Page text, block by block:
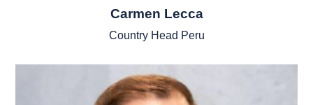
Carmen Lecca
Country Head Peru